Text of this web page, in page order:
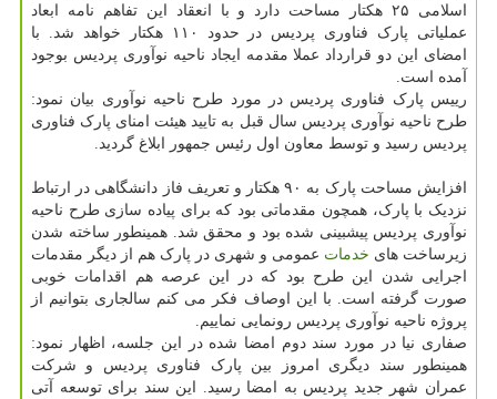
اسلامی ۲۵ هکتار مساحت دارد و با انعقاد این تفاهم نامه ابعاد
عملیاتی پارک فناوری پردیس در حدود ۱۱۰ هکتار خواهد شد. با
امضای این دو قرارداد عملا مقدمه ایجاد ناحیه نوآوری پردیس بوجود
آمده است.
رییس پارک فناوری پردیس در مورد طرح ناحیه نوآوری بیان نمود:
طرح ناحیه نوآوری پردیس سال قبل به تایید هیئت امنای پارک فناوری
پردیس رسید و توسط معاون اول رئیس جمهور ابلاغ گردید.
افزایش مساحت پارک به ۹۰ هکتار و تعریف فاز دانشگاهی در ارتباط
نزدیک با پارک، همچون مقدماتی بود که برای پیاده سازی طرح ناحیه
نوآوری پردیس پیشبینی شده بود و محقق شد. همینطور ساخته شدن
زیرساخت های خدمات عمومی و شهری در پارک هم از دیگر مقدمات
اجرایی شدن این طرح بود که در این عرصه هم اقدامات خوبی
صورت گرفته است. با این اوصاف فکر می کنم سالجاری بتوانیم از
پروژه ناحیه نوآوری پردیس رونمایی نماییم.
صفاری نیا در مورد سند دوم امضا شده در این جلسه، اظهار نمود:
همینطور سند دیگری امروز بین پارک فناوری پردیس و شرکت
عمران شهر جدید پردیس به امضا رسید. این سند برای توسعه آتی